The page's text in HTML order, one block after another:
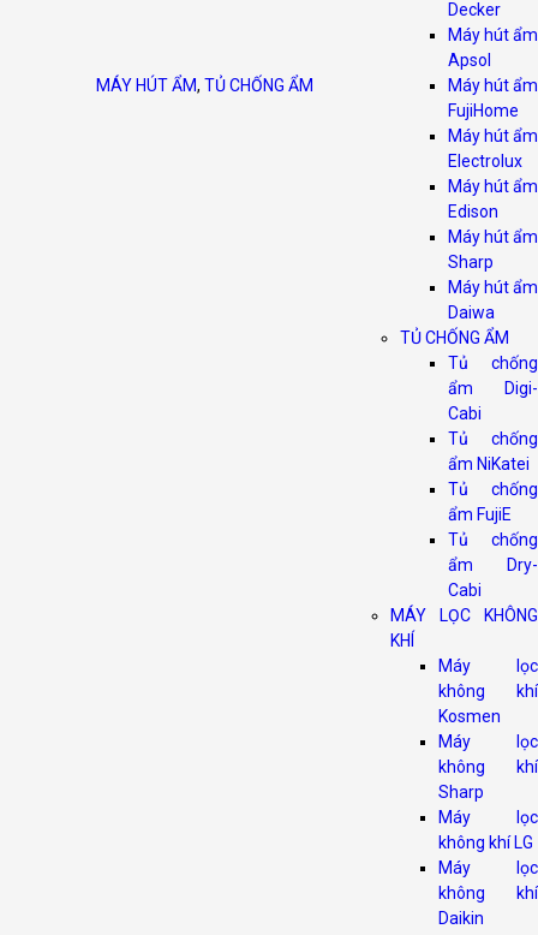
MÁY HÚT ẨM, TỦ CHỐNG ẨM
Decker
Máy hút ẩm
Apsol
Máy hút ẩm
FujiHome
Máy hút ẩm
Electrolux
Máy hút ẩm
Edison
Máy hút ẩm
Sharp
Máy hút ẩm
Daiwa
TỦ CHỐNG ẨM
Tủ chống
ẩm Digi-
Cabi
Tủ chống
ẩm NiKatei
Tủ chống
ẩm FujiE
Tủ chống
ẩm Dry-
Cabi
MÁY LỌC KHÔNG
KHÍ
Máy lọc
không khí
Kosmen
Máy lọc
không khí
Sharp
Máy lọc
không khí LG
Máy lọc
không khí
Daikin